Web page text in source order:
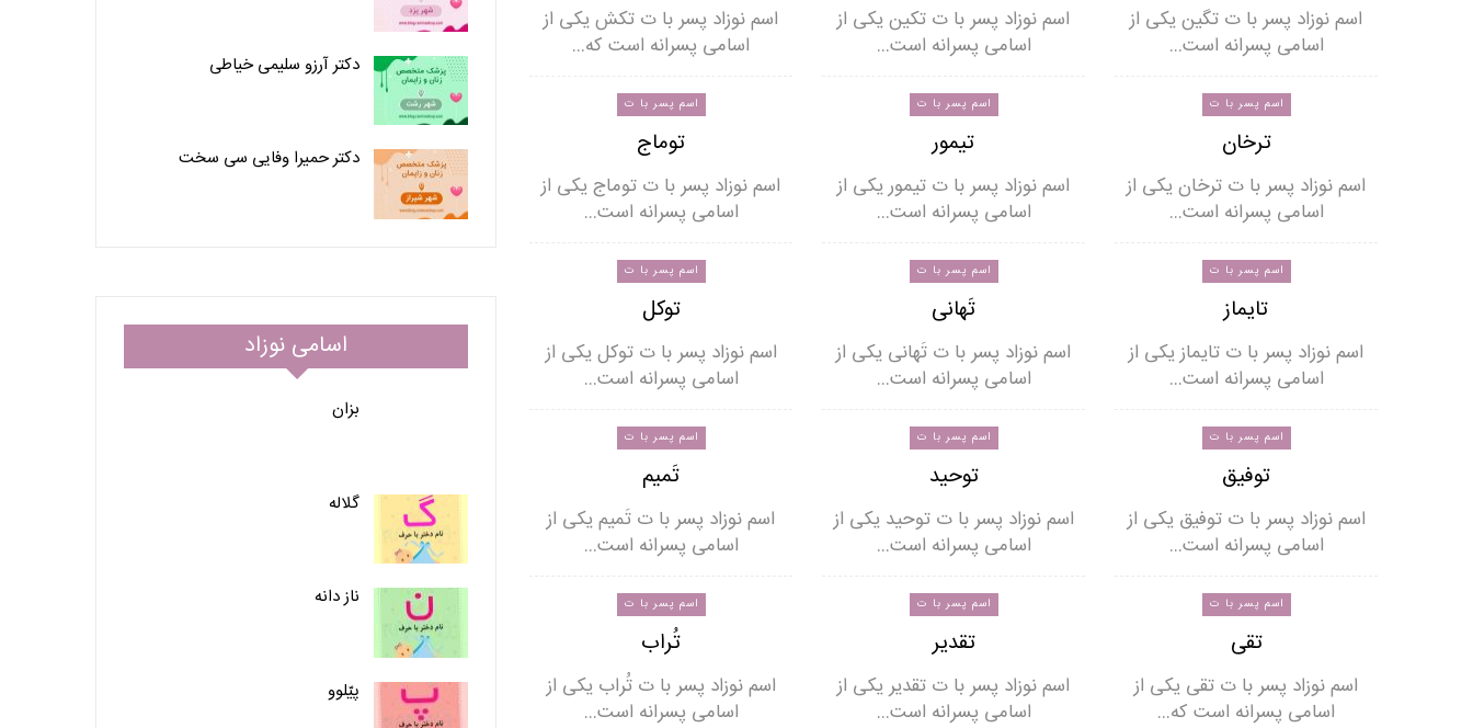
اسم نوزاد پسر با ت تگین یکی از
اسامی پسرانه است…
اسم نوزاد پسر با ت تکین یکی از
اسامی پسرانه است…
اسم نوزاد پسر با ت تکش یکی از
اسامی پسرانه است که…
اسم پسر با ت
ترخان
اسم نوزاد پسر با ت ترخان یکی از
اسامی پسرانه است…
اسم پسر با ت
تیمور
اسم نوزاد پسر با ت تیمور یکی از
اسامی پسرانه است…
اسم پسر با ت
توماج
اسم نوزاد پسر با ت توماج یکی از
اسامی پسرانه است…
اسم پسر با ت
تایماز
اسم نوزاد پسر با ت تایماز یکی از
اسامی پسرانه است…
اسم پسر با ت
تَهانی
اسم نوزاد پسر با ت تَهانی یکی از
اسامی پسرانه است…
اسم پسر با ت
توکل
اسم نوزاد پسر با ت توکل یکی از
اسامی پسرانه است…
اسم پسر با ت
توفیق
اسم نوزاد پسر با ت توفیق یکی از
اسامی پسرانه است…
اسم پسر با ت
توحید
اسم نوزاد پسر با ت توحید یکی از
اسامی پسرانه است…
اسم پسر با ت
تَمیم
اسم نوزاد پسر با ت تَمیم یکی از
اسامی پسرانه است…
اسم پسر با ت
تقی
اسم نوزاد پسر با ت تقی یکی از
اسامی پسرانه است که…
اسم پسر با ت
تقدیر
اسم نوزاد پسر با ت تقدیر یکی از
اسامی پسرانه است…
اسم پسر با ت
تُراب
اسم نوزاد پسر با ت تُراب یکی از
اسامی پسرانه است…
دکتر آرزو سلیمی خیاطی
دکتر حمیرا وفایی سی سخت
اسامی نوزاد
بزان
گلاله
ناز دانه
پیّلوو